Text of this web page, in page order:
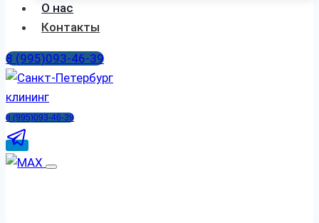
О нас
Контакты
8 (995)093-46-39
8 (995)093-46-39